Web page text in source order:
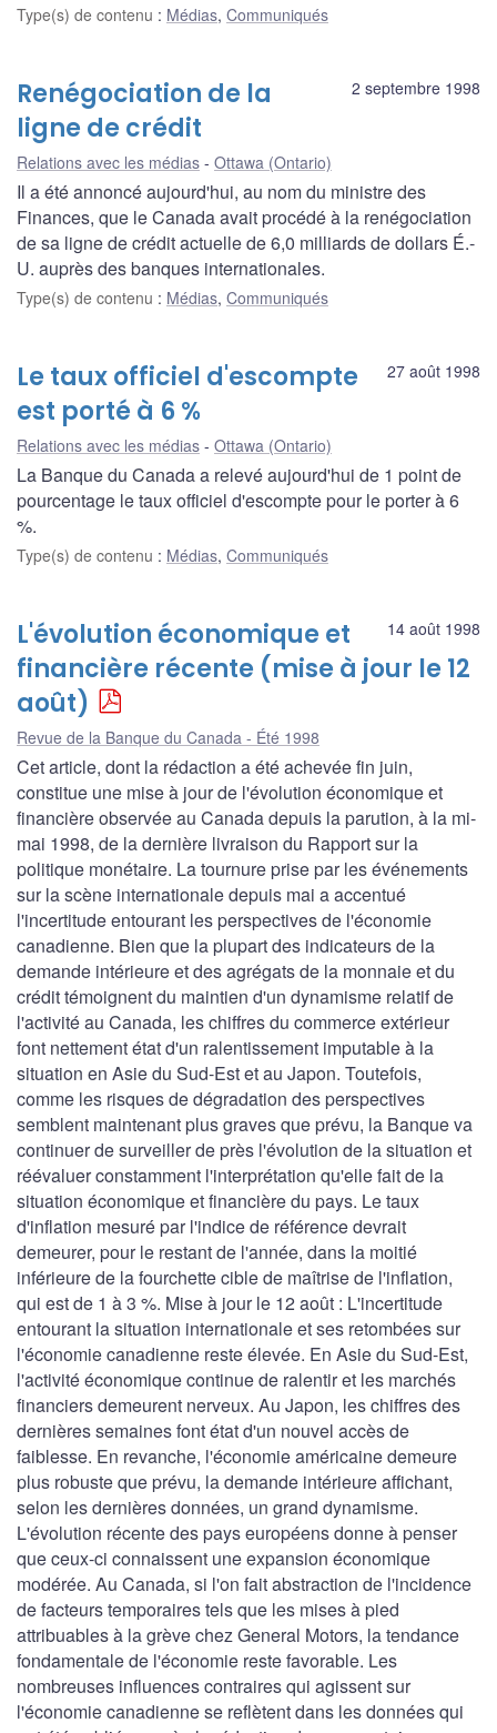
Type(s) de contenu : Médias, Communiqués
2 septembre 1998
Renégociation de la
ligne de crédit
Relations avec les médias Ottawa (Ontario)
Il a été annoncé aujourd'hui, au nom du ministre des
Finances, que le Canada avait procédé à la renégociation
de sa ligne de crédit actuelle de 6,0 milliards de dollars É.-
U. auprès des banques internationales.
Type(s) de contenu : Médias, Communiqués
27 août 1998
Le taux officiel d'escompte
est porté à 6 %
Relations avec les médias Ottawa (Ontario)
La Banque du Canada a relevé aujourd'hui de 1 point de
pourcentage le taux officiel d'escompte pour le porter à 6
%.
Type(s) de contenu : Médias, Communiqués
14 août 1998
L'évolution économique et
financière récente (mise à jour le 12
août)
Revue de la Banque du Canada - Été 1998
Cet article, dont la rédaction a été achevée fin juin,
constitue une mise à jour de l'évolution économique et
financière observée au Canada depuis la parution, à la mi-
mai 1998, de la dernière livraison du Rapport sur la
politique monétaire. La tournure prise par les événements
sur la scène internationale depuis mai a accentué
l'incertitude entourant les perspectives de l'économie
canadienne. Bien que la plupart des indicateurs de la
demande intérieure et des agrégats de la monnaie et du
crédit témoignent du maintien d'un dynamisme relatif de
l'activité au Canada, les chiffres du commerce extérieur
font nettement état d'un ralentissement imputable à la
situation en Asie du Sud-Est et au Japon. Toutefois,
comme les risques de dégradation des perspectives
semblent maintenant plus graves que prévu, la Banque va
continuer de surveiller de près l'évolution de la situation et
réévaluer constamment l'interprétation qu'elle fait de la
situation économique et financière du pays. Le taux
d'inflation mesuré par l'indice de référence devrait
demeurer, pour le restant de l'année, dans la moitié
inférieure de la fourchette cible de maîtrise de l'inflation,
qui est de 1 à 3 %. Mise à jour le 12 août : L'incertitude
entourant la situation internationale et ses retombées sur
l'économie canadienne reste élevée. En Asie du Sud-Est,
l'activité économique continue de ralentir et les marchés
financiers demeurent nerveux. Au Japon, les chiffres des
dernières semaines font état d'un nouvel accès de
faiblesse. En revanche, l'économie américaine demeure
plus robuste que prévu, la demande intérieure affichant,
selon les dernières données, un grand dynamisme.
L'évolution récente des pays européens donne à penser
que ceux-ci connaissent une expansion économique
modérée. Au Canada, si l'on fait abstraction de l'incidence
de facteurs temporaires tels que les mises à pied
attribuables à la grève chez General Motors, la tendance
fondamentale de l'économie reste favorable. Les
nombreuses influences contraires qui agissent sur
l'économie canadienne se reflètent dans les données qui